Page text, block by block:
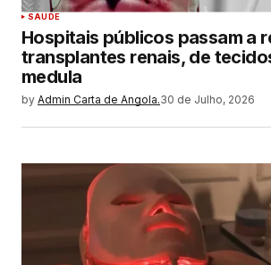
SAUDE
Hospitais públicos passam a
transplantes renais, de
medula
by Admin Carta de Angola.30 de Julho, 2026